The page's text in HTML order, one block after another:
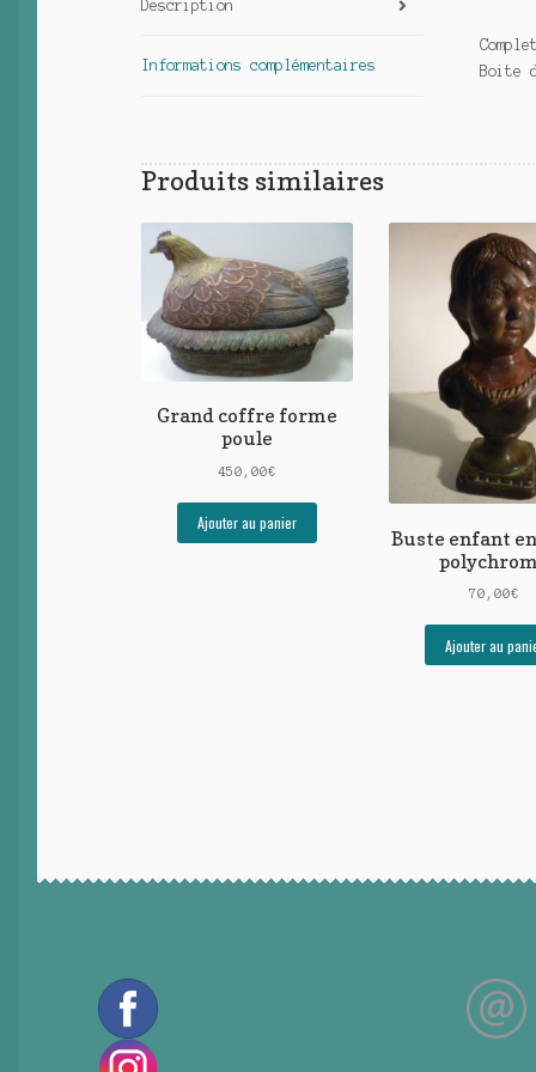
Description
Informations complémentaires
Boite
Produits similaires
Grand coffre forme
poule
450,00€
Ajouter au panier
Buste enfant
70,00€
Ajouter au